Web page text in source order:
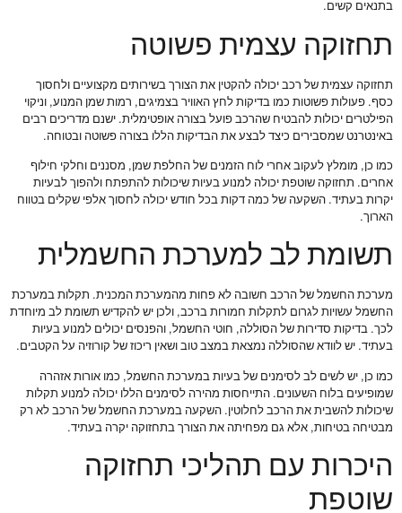
בתנאים קשים.
תחזוקה עצמית פשוטה
תחזוקה עצמית של רכב יכולה להקטין את הצורך בשירותים מקצועיים ולחסוך
כסף. פעולות פשוטות כמו בדיקות לחץ האוויר בצמיגים, רמות שמן המנוע, וניקוי
הפילטרים יכולות להבטיח שהרכב פועל בצורה אופטימלית. ישנם מדריכים רבים
באינטרנט שמסבירים כיצד לבצע את הבדיקות הללו בצורה פשוטה ובטוחה.
כמו כן, מומלץ לעקוב אחרי לוח הזמנים של החלפת שמן, מסננים וחלקי חילוף
אחרים. תחזוקה שוטפת יכולה למנוע בעיות שיכולות להתפתח ולהפוך לבעיות
יקרות בעתיד. השקעה של כמה דקות בכל חודש יכולה לחסוך אלפי שקלים בטווח
הארוך.
תשומת לב למערכת החשמלית
מערכת החשמל של הרכב חשובה לא פחות מהמערכת המכנית. תקלות במערכת
החשמל עשויות לגרום לתקלות חמורות ברכב, ולכן יש להקדיש תשומת לב מיוחדת
לכך. בדיקות סדירות של הסוללה, חוטי החשמל, והפנסים יכולים למנוע בעיות
בעתיד. יש לוודא שהסוללה נמצאת במצב טוב ושאין ריכוז של קורוזיה על הקטבים.
כמו כן, יש לשים לב לסימנים של בעיות במערכת החשמל, כמו אורות אזהרה
שמופיעים בלוח השעונים. התייחסות מהירה לסימנים הללו יכולה למנוע תקלות
שיכולות להשבית את הרכב לחלוטין. השקעה במערכת החשמל של הרכב לא רק
מבטיחה בטיחות, אלא גם מפחיתה את הצורך בתחזוקה יקרה בעתיד.
היכרות עם תהליכי תחזוקה
שוטפת